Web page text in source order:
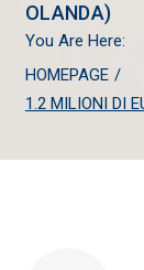
OLANDA)
You Are Here:
HOMEPAGE /
1.2 MILIONI DI